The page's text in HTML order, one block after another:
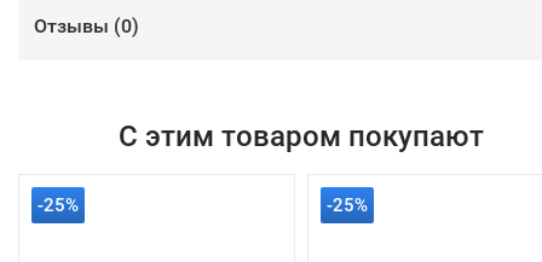
Отзывы (0)
С этим товаром покупают
-25% -25%